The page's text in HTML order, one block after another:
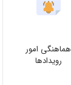
هماهنگی امور
رویدادها